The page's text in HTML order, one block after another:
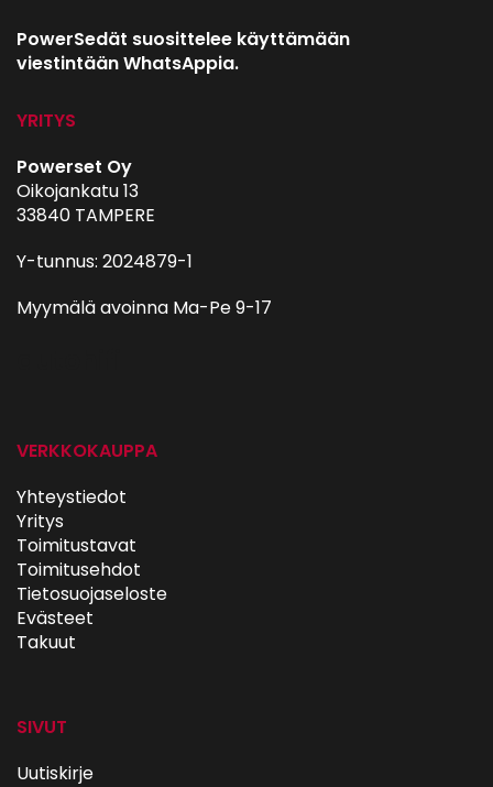
PowerSedät suosittelee käyttämään
viestintään WhatsAppia.
YRITYS
Powerset Oy
Oikojankatu 13
33840 TAMPERE
Y-tunnus: 2024879-1
Myymälä avoinna Ma-Pe 9-17
VERKKOKAUPPA
Yhteystiedot
Yritys
Toimitustavat
Toimitusehdot
Tietosuojaseloste
Evästeet
Takuut
SIVUT
Uutiskirje